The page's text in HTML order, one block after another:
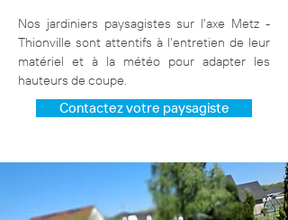
Nos jardiniers paysagistes sur l'axe Metz -
Thionville sont attentifs à l'entretien de leur
matériel et à la météo pour adapter les
hauteurs de coupe.
Contactez votre paysagiste